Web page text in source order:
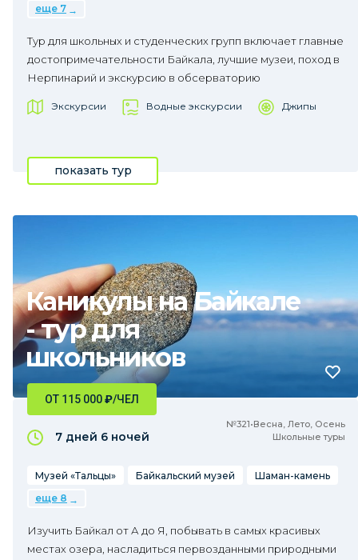
еще 7
Тур для школьных и студенческих групп включает главные
достопримечательности Байкала, лучшие музеи, поход в
Нерпинарий и экскурсию в обсерваторию
Экскурсии Водные экскурсии Джипы
показать тур
Каникулы на Байкале
- тур для
школьников
№321•Весна, Лето, Осень
Школьные туры
ОТ 115 000₽/ЧЕЛ
7 дней 6 ночей
Музей «Тальцы» Байкальский музей
Шаман-камень
еще 8
Изучить Байкал от А до Я, побывать в самых красивых
местах озера, насладиться первозданными природными